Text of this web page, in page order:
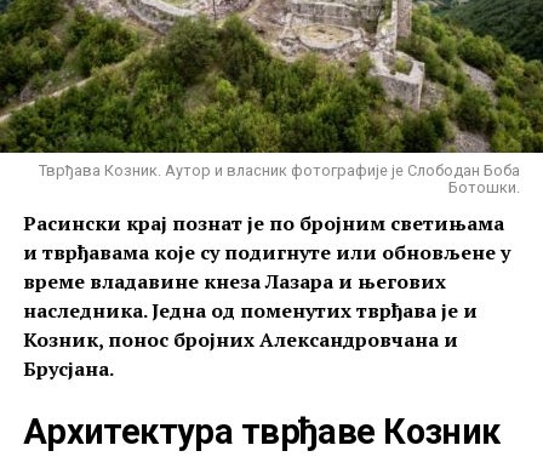
Тврђава Козник. Аутор и власник фотографије је Слободан Боба
Ботошки.
Расински крај познат је по бројним светињама
и тврђавама које су подигнуте или обновљене у
време владавине кнеза Лазара и његових
наследника. Једна од поменутих тврђава је и
Козник, понос бројних Александровчана и
Брусјана.
Архитектура тврђаве Козник